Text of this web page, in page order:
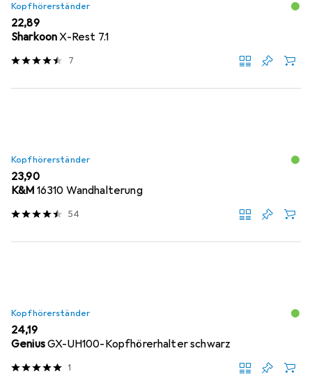
Kopfhörerständer
EUR
22,89
SharkoonX-Rest 7.1
7
Kopfhörerständer
EUR
23,90
K&M 16310 Wandhalterung
54
Kopfhörerständer
EUR
24,19
GeniusGX-UH100-Kopfhörerhalter schwarz
1